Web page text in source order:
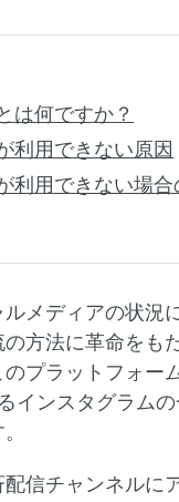
は何ですか？
利用できない原因
利用できない場
メディアの状況
方法に革命をも
のプラットフォー
インスタグラム
信チャンネルに